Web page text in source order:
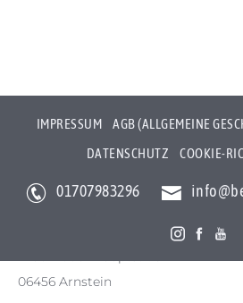
IMPRESSUM
AGB (ALLGEMEINE
DATENSCHUTZ
COOKIE-
01707983296
Bertram Plischke
06456 Arnstein